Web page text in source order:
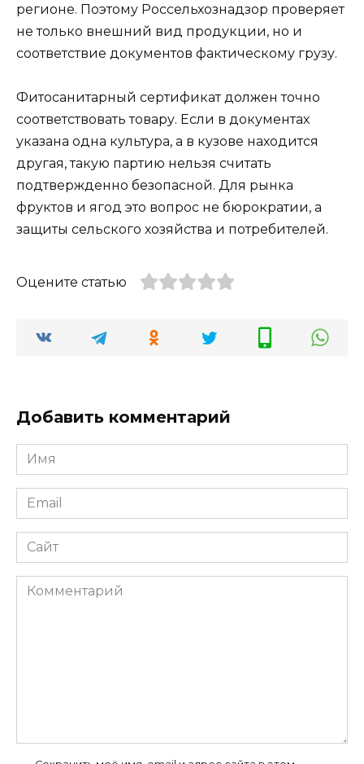
регионе. Поэтому Россельхознадзор проверяет
не только внешний вид продукции, но и
соответствие документов фактическому грузу.
Фитосанитарный сертификат должен точно
соответствовать товару. Если в документах
указана одна культура, а в кузове находится
другая, такую партию нельзя считать
подтвержденно безопасной. Для рынка
фруктов и ягод это вопрос не бюрократии, а
защиты сельского хозяйства и потребителей.
Оцените статью
Добавить комментарий
Имя
*
Email
*
Сайт
Комментарий